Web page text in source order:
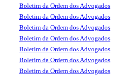
Boletim da Ordem dos Advogados
Boletim da Ordem dos Advogados
Boletim da Ordem dos Advogados
Boletim da Ordem dos Advogados
Boletim da Ordem dos Advogados
Boletim da Ordem dos Advogados
Boletim da Ordem dos Advogados